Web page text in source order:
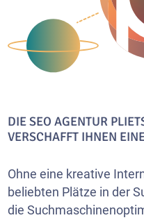
DIE SEO AGENTUR
VERSCHAFFT IHNEN
Ohne eine kreative
beliebten Plätze in der
die